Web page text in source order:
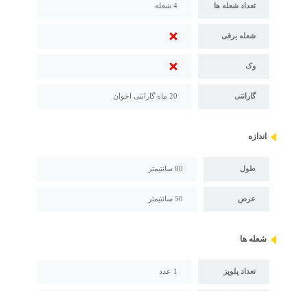
تعداد شعله ها 4 شعله
شعله برقی
وک
گارانتی 20 ماه گارانتی اخوان
اندازه
طول 80 سانتیمتر
عرض 50 سانتیمتر
شعله ها
تعداد پلوپز 1 عدد